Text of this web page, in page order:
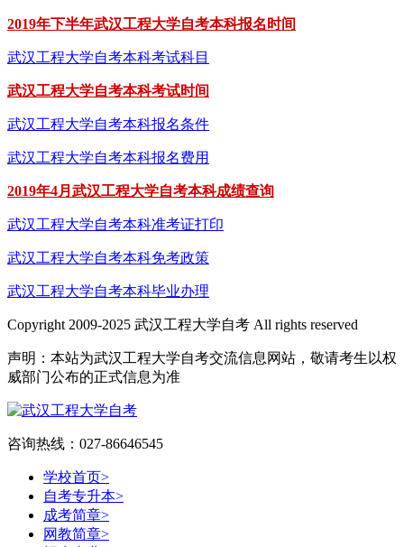
2019年下半年武汉工程大学自考本科报名时间
武汉工程大学自考本科考试科目
武汉工程大学自考本科考试时间
武汉工程大学自考本科报名条件
武汉工程大学自考本科报名费用
2019年4月武汉工程大学自考本科成绩查询
武汉工程大学自考本科准考证打印
武汉工程大学自考本科免考政策
武汉工程大学自考本科毕业办理
Copyright 2009-2025 武汉工程大学自考 All rights reserved
声明：本站为武汉工程大学自考交流信息网站，敬请考生以权
威部门公布的正式信息为准
咨询热线：027-86646545
学校首页>
自考专升本>
成考简章>
网教简章>